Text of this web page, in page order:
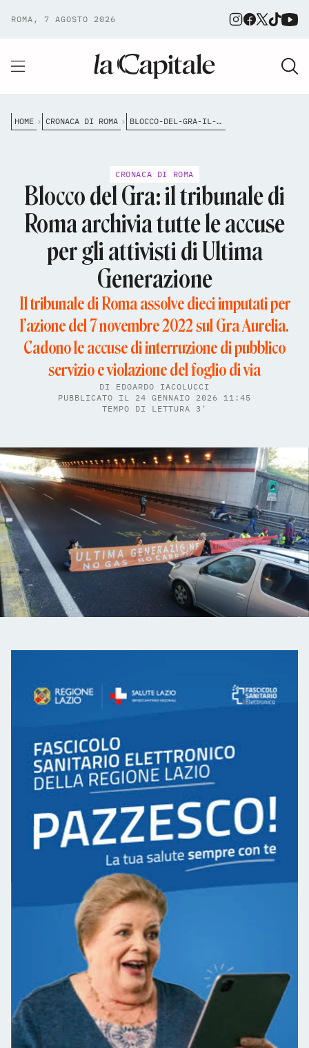
ROMA, 7 AGOSTO 2026
HOME CRONACA DI ROMA BLOCCO-DEL-GRA-IL-TRIBUNALE-DI-ROMA-ARCHIVIA-TUTTE-LE-ACCUSE-PER-GLI-ATTIVISTI-DI-ULTIMA-GENERAZIONE
CRONACA DI ROMA
Blocco del Gra: il tribunale di
Roma archivia tutte le accuse
per gli attivisti di Ultima
Generazione
Il tribunale di Roma assolve dieci imputati per
l’azione del 7 novembre 2022 sul Gra Aurelia.
Cadono le accuse di interruzione di pubblico
servizio e violazione del foglio di via
DI EDOARDO IACOLUCCI
PUBBLICATO IL 24 GENNAIO 2026 11:45
TEMPO DI LETTURA 3'